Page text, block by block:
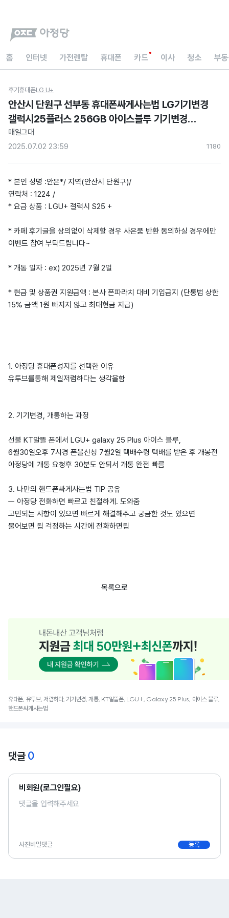
홈 인터넷 가전렌탈 휴대폰 카드 이사 청소 부
후기휴대폰LG U+
안산시 단원구 선부동 휴대폰싸게사는법 LG기기변경
갤럭시25플러스 256GB 아이스블루 기기변경
현금지원 아정당 내돈내산후기
매일그대
2025.07.02 23:59
1180
* 본인 성명 :안은*/ 지역(안산시 단원구)/
연락처 : 1224 /
* 요금 상품 : LGU+ 갤럭시 S25 +
* 카페 후기글을 상의없이 삭제할 경우 사은품 반환 동의하실 경우에만
이벤트 참여 부탁드립니다~
* 개통 일자 : ex) 2025년 7월 2일
* 현금 및 상품권 지원금액 : 본사 폰파라치 대비 기입금지 (단통법 상한
15% 금액 1원 빠지지 않고 최대현금 지급)
1. 아정당 휴대폰성지를 선택한 이유
유투브를통해 제일저렴하다는 생각을함
2. 기기변경, 개통하는 과정
선불 KT알뜰 폰에서 LGU+ galaxy 25 Plus 아이스 블루,
6월30일오후 7시경 폰을신청 7월2일 택배수령 택배를 받은 후 개봉전
아정당에 개통 요청후 30분도 안되서 개통 완전 빠름
3. 나만의 핸드폰싸게사는법 TIP 공유
ㅡ 아정당 전화하면 빠르고 친절하게. 도와줌
고민되는 사항이 있으면 빠르게 해결해주고 궁금한 것도 있으면
물어보면 됨 걱정하는 시간에 전화하면됨
목록으로
휴대폰, 유투브, 저렴하다, 기기변경, 개통, KT알뜰폰, LGU+, Galaxy 25 Plus, 아이스 블루,
핸드폰싸게사는법
댓글 0
비회원(로그인필요)
사진비밀댓글 등록